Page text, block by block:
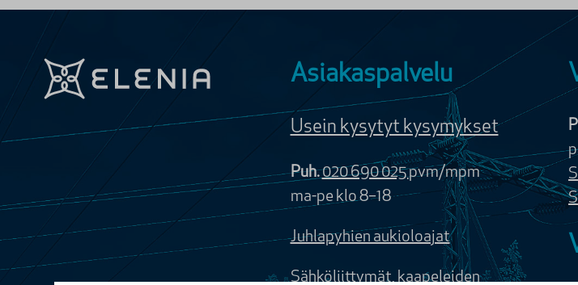
Asiakaspalvelu
Usein kysytyt kysymykset
Puh.020 690 025pvm/mpm
ma-pe klo 8–18
Juhlapyhien aukioloajat
Sähköliittymät, kaapeleiden